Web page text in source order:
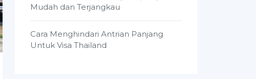
Mudah dan Terjangkau
Cara Menghindari Antrian Panjang
Untuk Visa Thailand